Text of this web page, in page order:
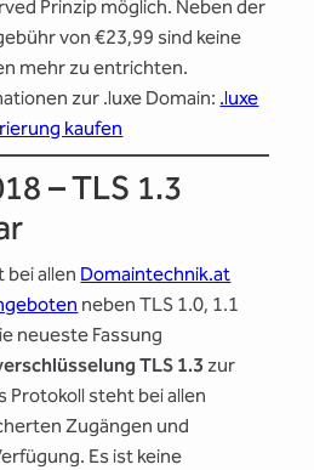
Prinzip möglich. Neben der
von €23,99 sind keine
mehr zu entrichten.
zur .luxe Domain: .luxe
kaufen
– TLS 1.3
allen Domaintechnik.at
neben TLS 1.0, 1.1
neueste Fassung
TLS 1.3 zur
Protokoll steht bei allen
Zugängen und
Es ist keine